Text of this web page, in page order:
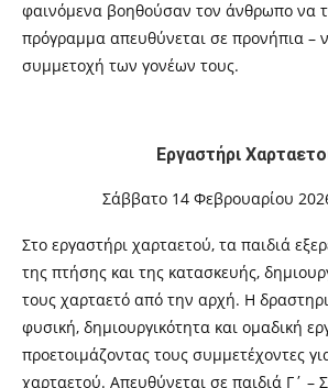
φαινόμενα βοηθούσαν τον άνθρωπο να
πρόγραμμα απευθύνεται σε προνήπια –
συμμετοχή των γονέων τους.
Εργαστήρι
Σάββατο 14 Φεβρουαρίου
Στο εργαστήρι χαρταετού, τα παιδιά
της πτήσης και της κατασκευής,
τους χαρταετό από την αρχή. Η
φυσική, δημιουργικότητα και ομαδική
προετοιμάζοντας τους συμμετέχοντες
χαρταετού. Απευθύνεται σε παιδιά Γ΄ –